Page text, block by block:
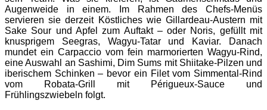
Augenweide in einem. Im Rahmen des Chefs-Menüs
servieren sie derzeit Köstliches wie Gillardeau-Austern mit
Sake Sour und Apfel zum Auftakt – oder Noris, gefüllt mit
knusprigem Seegras, Wagyu-Tatar und Kaviar. Danach
mundet ein Carpaccio vom fein marmorierten Wagyu-Rind,
eine Auswahl an Sashimi, Dim Sums mit Shiitake-Pilzen und
iberischem Schinken – bevor ein Filet vom Simmental-Rind
vom Robata-Grill mit Périgueux-Sauce und
Frühlingszwiebeln folgt.